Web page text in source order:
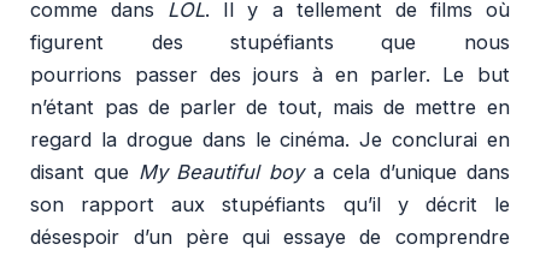
comme dans LOL. Il y a tellement de films où
figurent des stupéfiants que nous
pourrions passer des jours à en parler. Le but
n’étant pas de parler de tout, mais de mettre en
regard la drogue dans le cinéma. Je conclurai en
disant que My Beautiful boy a cela d’unique dans
son rapport aux stupéfiants qu’il y décrit le
désespoir d’un père qui essaye de comprendre